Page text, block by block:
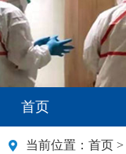
首页
当前位置： 首页 >